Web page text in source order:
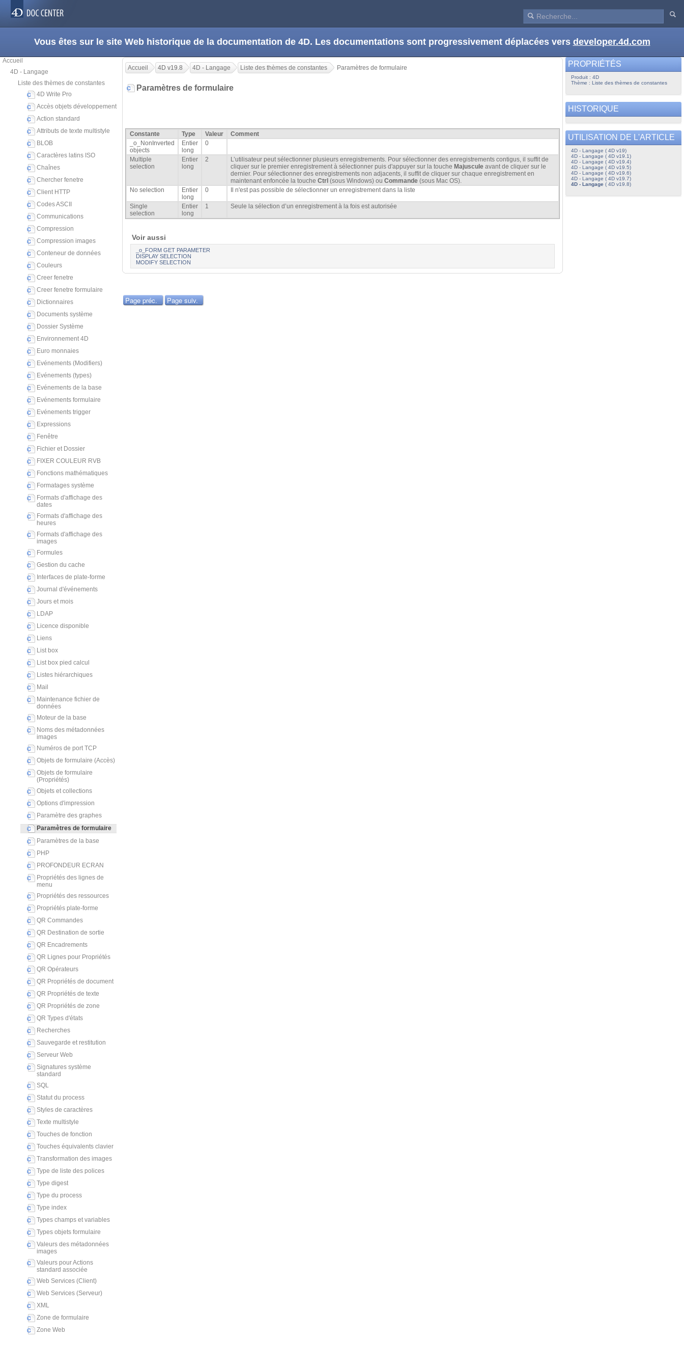
Vous êtes sur le site Web historique de la documentation de 4D. Les documentations sont progressivement déplacées vers developer.4d.com
Accueil
4D - Langage
Liste des thèmes de constantes
4D Write Pro
Accès objets développement
Action standard
Attributs de texte multistyle
BLOB
Caractères latins ISO
Chaînes
Chercher fenetre
Client HTTP
Codes ASCII
Communications
Compression
Compression images
Conteneur de données
Couleurs
Creer fenetre
Creer fenetre formulaire
Dictionnaires
Documents système
Dossier Système
Environnement 4D
Euro monnaies
Evénements (Modifiers)
Evénements (types)
Evénements de la base
Evénements formulaire
Evénements trigger
Expressions
Fenêtre
Fichier et Dossier
FIXER COULEUR RVB
Fonctions mathématiques
Formatages système
Formats d'affichage des
dates
Formats d'affichage des
heures
Formats d'affichage des
images
Formules
Gestion du cache
Interfaces de plate-forme
Journal d'événements
Jours et mois
LDAP
Licence disponible
Liens
List box
List box pied calcul
Listes hiérarchiques
Mail
Maintenance fichier de
données
Moteur de la base
Noms des métadonnées
images
Numéros de port TCP
Objets de formulaire (Accès)
Objets de formulaire
(Propriétés)
Objets et collections
Options d'impression
Paramètre des graphes
Paramètres de formulaire
Paramètres de la base
PHP
PROFONDEUR ECRAN
Propriétés des lignes de
menu
Propriétés des ressources
Propriétés plate-forme
QR Commandes
QR Destination de sortie
QR Encadrements
QR Lignes pour Propriétés
QR Opérateurs
QR Propriétés de document
QR Propriétés de texte
QR Propriétés de zone
QR Types d'états
Recherches
Sauvegarde et restitution
Serveur Web
Signatures système
standard
SQL
Statut du process
Styles de caractères
Texte multistyle
Touches de fonction
Touches équivalents clavier
Transformation des images
Type de liste des polices
Type digest
Type du process
Type index
Types champs et variables
Types objets formulaire
Valeurs des métadonnées
images
Valeurs pour Actions
standard associée
Web Services (Client)
Web Services (Serveur)
XML
Zone de formulaire
Zone Web
Accueil 4D v19.8 4D - Langage Liste des thèmes de constantes Paramètres de formulaire
Paramètres de formulaire
Constante Type Valeur
Comment
_o_NonInverted
objects
Entier
long
0
Multiple
selection
Entier
long
2
L’utilisateur peut sélectionner plusieurs enregistrements. Pour sélectionner des enregistrements contigus, il suffit de
cliquer sur le premier enregistrement à sélectionner puis d'appuyer sur la touche Majuscule avant de cliquer sur le
dernier. Pour sélectionner des enregistrements non adjacents, il suffit de cliquer sur chaque enregistrement en
maintenant enfoncée la touche Ctrl (sous Windows) ou Commande (sous Mac OS).
No selection
Entier
long
0 Il n'est pas possible de sélectionner un enregistrement dans la liste
Single
selection
Entier
long
1 Seule la sélection d’un enregistrement à la fois est autorisée
Voir aussi
_o_FORM GET PARAMETER
DISPLAY SELECTION
MODIFY SELECTION
Page préc. Page suiv.
PROPRIÉTÉS
Produit : 4D
Thème : Liste des thèmes de constantes
HISTORIQUE
UTILISATION DE L'ARTICLE
4D - Langage ( 4D v19)
4D - Langage ( 4D v19.1)
4D - Langage ( 4D v19.4)
4D - Langage ( 4D v19.5)
4D - Langage ( 4D v19.6)
4D - Langage ( 4D v19.7)
4D - Langage( 4D v19.8)